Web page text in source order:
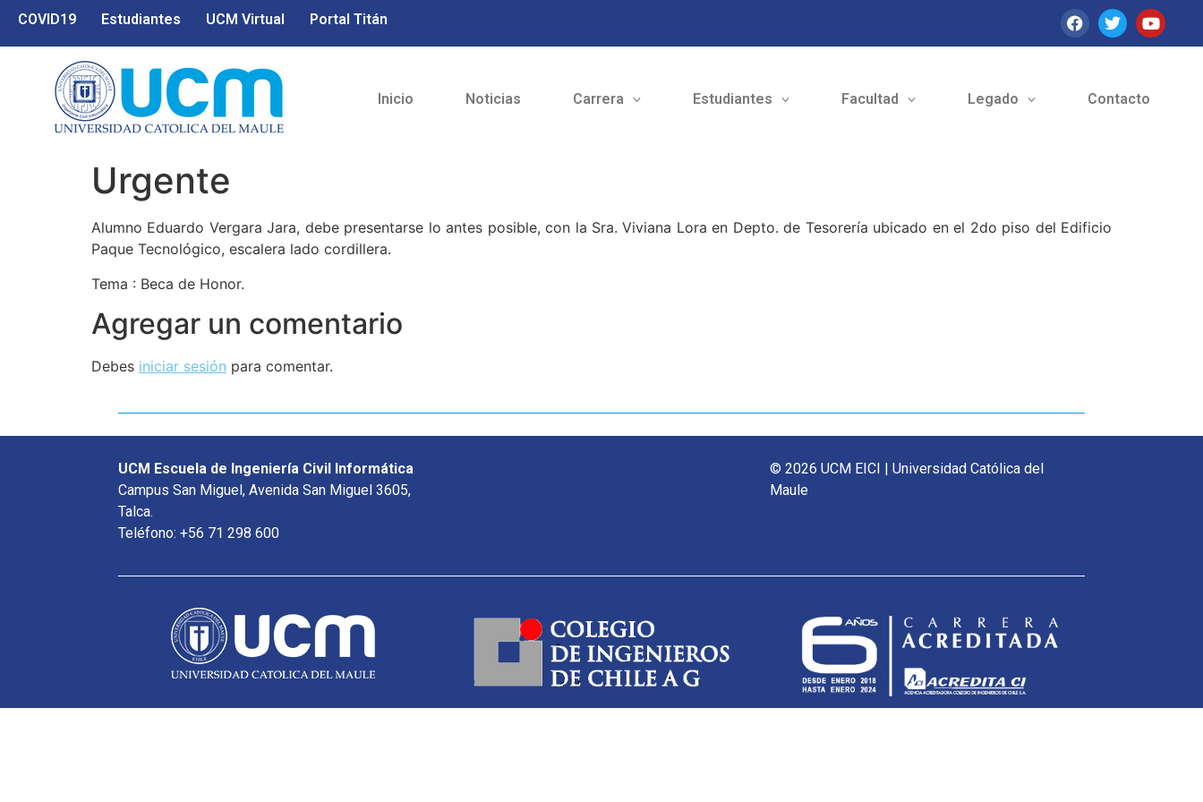
COVID19 Estudiantes UCM Virtual Portal Titán
Inicio Noticias Carrera Estudiantes Facultad Legado Contacto
Urgente
Alumno Eduardo Vergara Jara, debe presentarse lo antes posible, con la Sra. Viviana Lora en Depto. de Tesorería ubicado en el 2do piso del Edificio
Paque Tecnológico, escalera lado cordillera.
Tema : Beca de Honor.
Agregar un comentario
Debes iniciar sesión para comentar.
UCM Escuela de Ingeniería Civil Informática
Campus San Miguel, Avenida San Miguel 3605,
Talca.
Teléfono: +56 71 298 600
© 2026 UCM EICI | Universidad Católica del
Maule